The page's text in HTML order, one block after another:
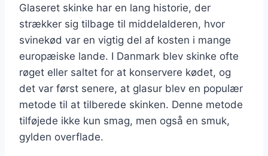
Glaseret skinke har en lang historie, der
strækker sig tilbage til middelalderen, hvor
svinekød var en vigtig del af kosten i mange
europæiske lande. I Danmark blev skinke ofte
røget eller saltet for at konservere kødet, og
det var først senere, at glasur blev en populær
metode til at tilberede skinken. Denne metode
tilføjede ikke kun smag, men også en smuk,
gylden overflade.